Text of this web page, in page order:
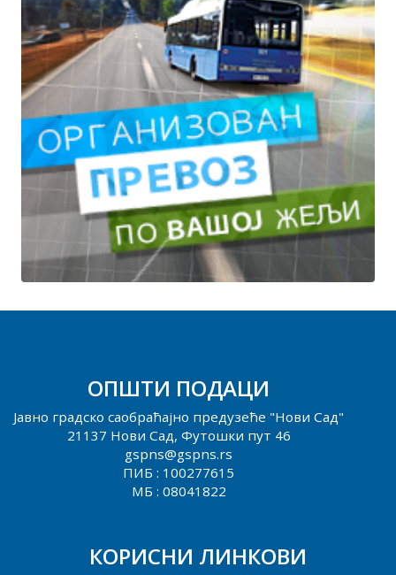
ОПШТИ ПОДАЦИ
Јавно градско саобраћајно предузеће "Нови Сад"
21137 Нови Сад, Футошки пут 46
gspns@gspns.rs
ПИБ : 100277615
МБ : 08041822
КОРИСНИ ЛИНКОВИ